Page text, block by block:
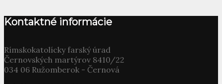
Kontaktné informácie
Rímskokatolícky farský úrad
Černovských martýrov 8410/22
034 06 Ružomberok - Černová